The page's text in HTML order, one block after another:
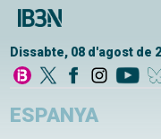
Dissabte, 08 d'agost de
ESPANYA